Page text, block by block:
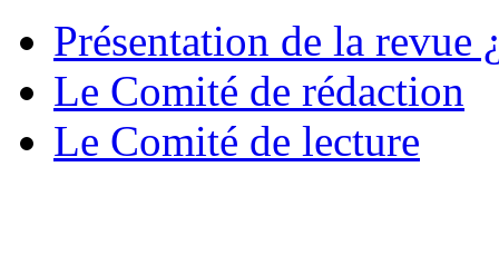
Présentation de la revue
Le Comité de rédaction
Le Comité de lecture